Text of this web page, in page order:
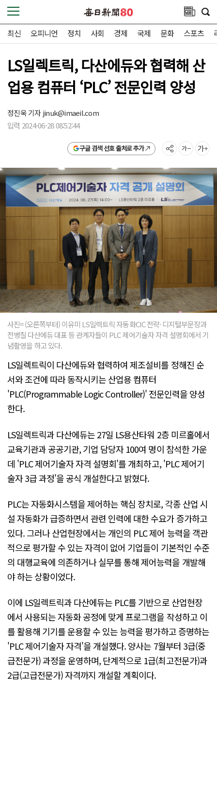
최신 오피니언 정치 사회 경제 국제 문화 스포츠
LS일렉트릭, 다산에듀와 협력해 산
업용 컴퓨터 ‘PLC’ 전문인력 양성
정진욱 기자jinuk@imaeil.com
입력 2024-06-28 08:52:44
구글 검색 선호 출처로 추가
사진= (오른쪽부터) 이유미 LS일렉트릭 자동화CIC 전략· 디지털부문장과
전병칠 다산에듀 대표 등 관계자들이 PLC 제어기술자 자격 설명회에서 기
념촬영을 하고 있다.
LS일렉트릭이 다산에듀와 협력하여 제조설비를 정해진 순
서와 조건에 따라 동작시키는 산업용 컴퓨터
'PLC(Programmable Logic Controller)' 전문인력을 양성
한다.
LS일렉트릭과 다산에듀는 27일 LS용산타워 2층 미르홀에서
교육기관과 공공기관, 기업 담당자 100여 명이 참석한 가운
데 'PLC 제어기술자 자격 설명회'를 개최하고, 'PLC 제어기
술자 3급 과정'을 공식 개설한다고 밝혔다.
PLC는 자동화시스템을 제어하는 핵심 장치로, 각종 산업 시
설 자동화가 급증하면서 관련 인력에 대한 수요가 증가하고
있다. 그러나 산업현장에서는 개인의 PLC 제어 능력을 객관
적으로 평가할 수 있는 자격이 없어 기업들이 기본적인 수준
의 대행교육에 의존하거나 실무를 통해 제어능력을 개발해
야 하는 상황이었다.
이에 LS일렉트릭과 다산에듀는 PLC를 기반으로 산업현장
에서 사용되는 자동화 공정에 맞게 프로그램을 작성하고 이
를 활용해 기기를 운용할 수 있는 능력을 평가하고 증명하는
'PLC 제어기술자 자격'을 개설했다. 양사는 7월부터 3급(중
급전문가) 과정을 운영하며, 단계적으로 1급(최고전문가)과
2급(고급전문가) 자격까지 개설할 계획이다.